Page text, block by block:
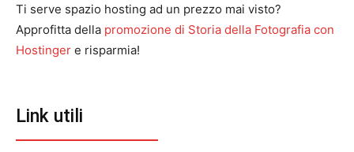
Ti serve spazio hosting ad un prezzo mai visto?
Approfitta della promozione di Storia della Fotografia con
Hostinger e risparmia!
Link utili